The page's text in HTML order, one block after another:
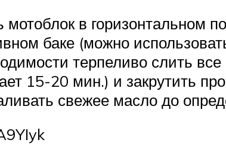
в горизонтальном
баке (можно
терпеливо слить
15-20 мин.) и закрутить
свежее масло до